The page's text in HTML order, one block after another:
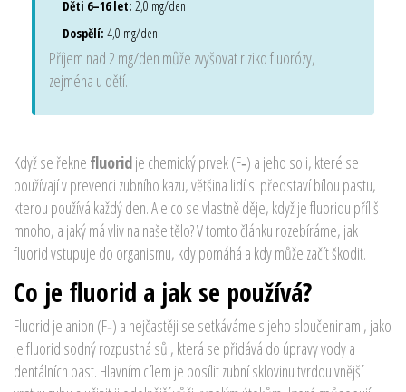
Děti 6–16 let: 2,0 mg/den
Dospělí: 4,0 mg/den
Příjem nad 2 mg/den může zvyšovat riziko fluorózy,
zejména u dětí.
Když se řekne fluoridje chemický prvek (F‑) a jeho soli, které se
používají v prevenci zubního kazu, většina lidí si představí bílou pastu,
kterou používá každý den. Ale co se vlastně děje, když je fluoridu příliš
mnoho, a jaký má vliv na naše tělo? V tomto článku rozebíráme, jak
fluorid vstupuje do organismu, kdy pomáhá a kdy může začít škodit.
Co je fluorid a jak se používá?
Fluorid je anion (F‑) a nejčastěji se setkáváme s jeho sloučeninami, jako
jefluorid sodnýrozpustná sůl, která se přidává do úpravy vody a
dentálních past. Hlavním cílem je posílitzubní sklovinutvrdou vnější